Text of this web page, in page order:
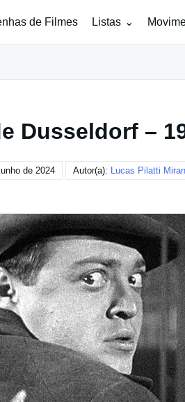
de Filmes Listas
Dusseldorf –
de 2024 Autor(a): Lucas Pilatti